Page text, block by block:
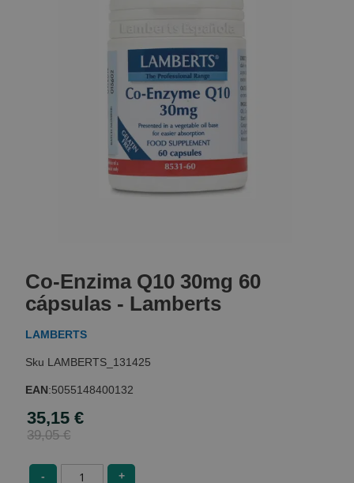
the
beginning
of
the
gallery
Co-Enzima Q10 30mg 60
cápsulas - Lamberts
LAMBERTS
LAMBERTS_131425
EAN:5055148400132
Special
Price
35,15 €
39,05 €
- +